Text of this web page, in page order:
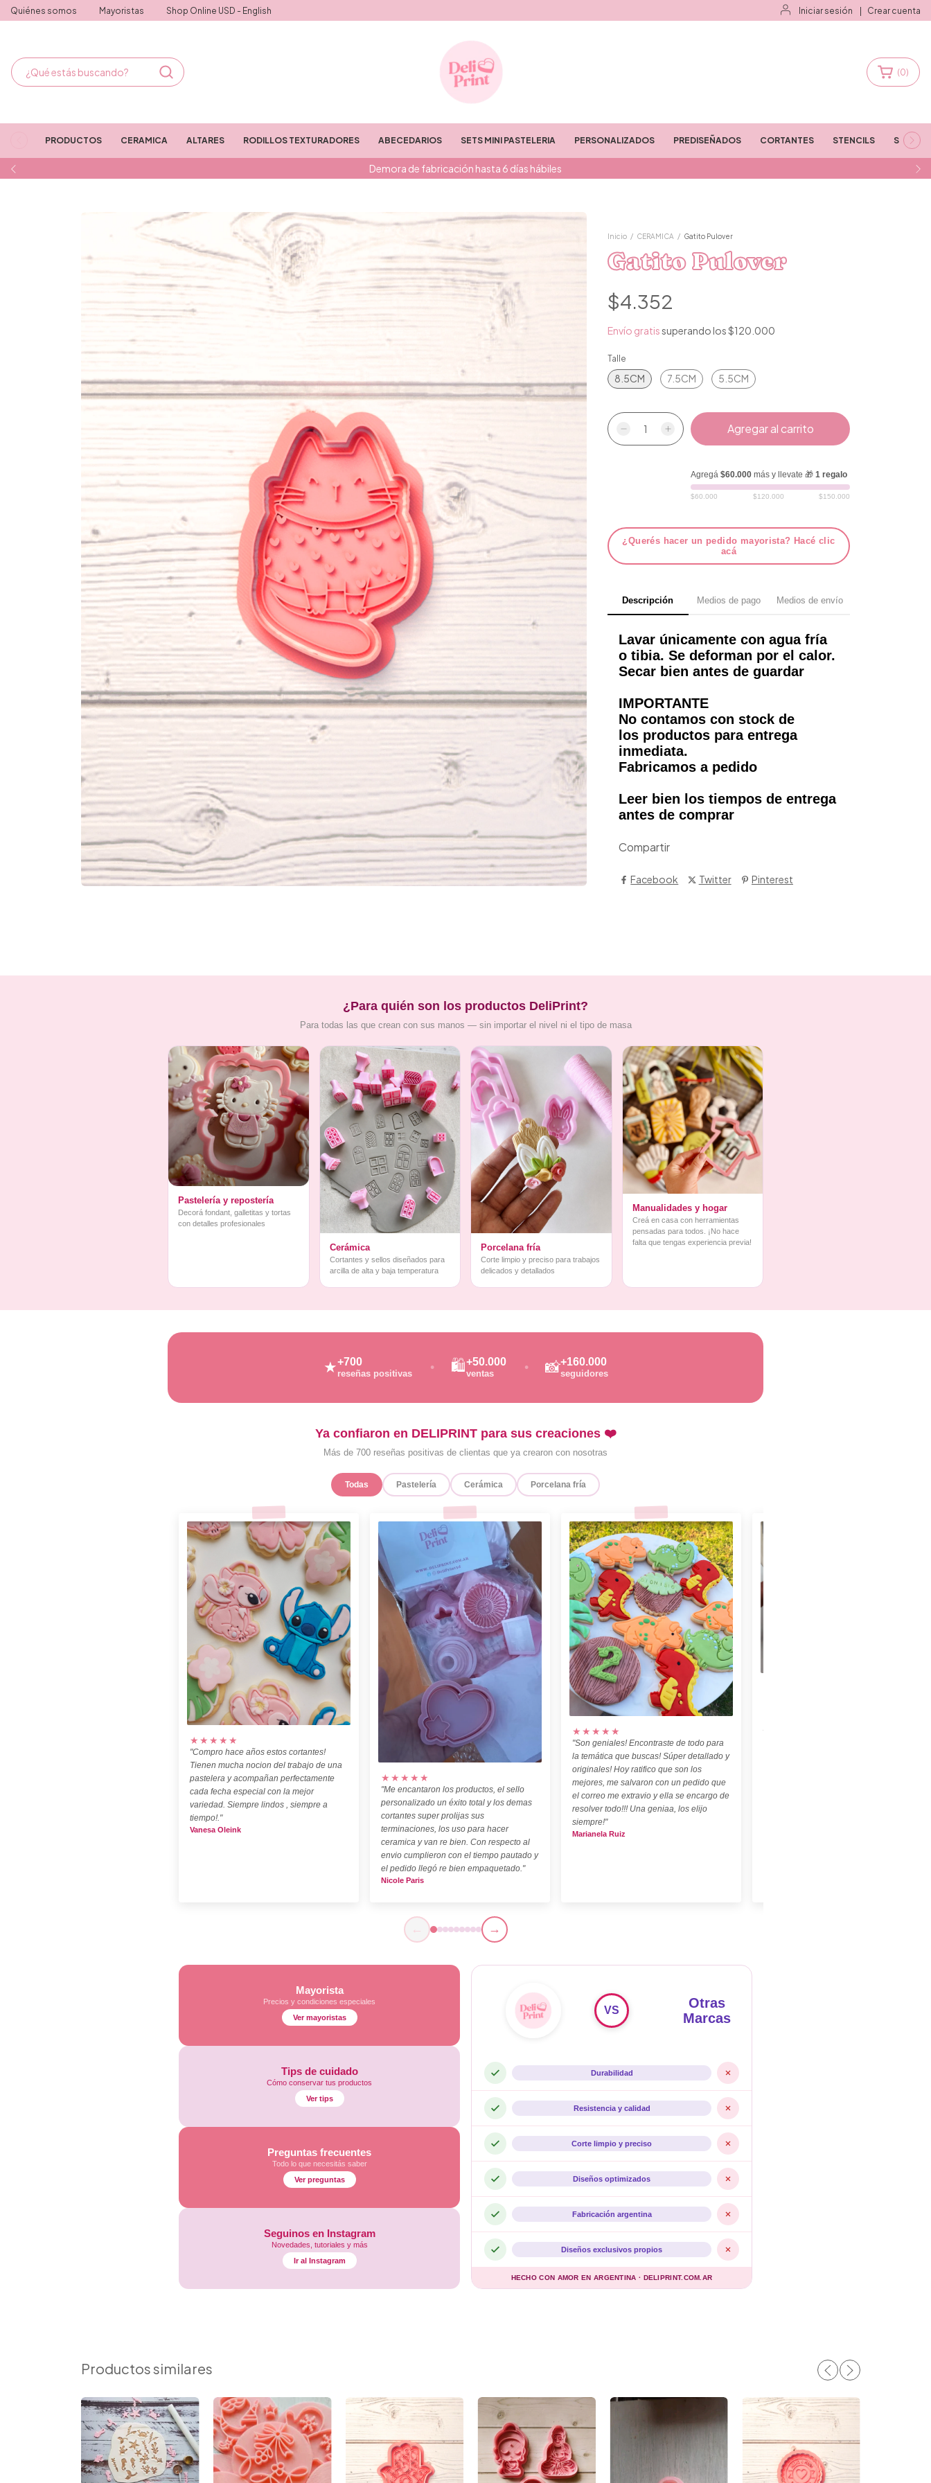
Quiénes somos Mayoristas Shop Online USD - English Iniciar sesión Crear cuenta
Demora de fabricación hasta 6 días hábiles
(0)
PRODUCTOS CERAMICA ALTARES RODILLOS TEXTURADORES ABECEDARIOS SETS MINI PASTELERIA PERSONALIZADOS PREDISEÑADOS CORTANTES STENCILS STAMPS
Inicio / CERAMICA / Gatito Pulover
Gatito Pulover
$4.352
Envío gratissuperando los$120.000
Talle
8.5CM 7.5CM 5.5CM
Agregá $60.000 más y llevate 🎁 1 regalo
$60.000 $120.000 $150.000
¿Querés hacer un pedido mayorista? Hacé clic
acá
Descripción Medios de pago Medios de envío
Lavar únicamente con agua fría
o tibia. Se deforman por el calor.
Secar bien antes de guardar
IMPORTANTE
No contamos con stock de
los productos para entrega
inmediata.
Fabricamos a pedido
Leer bien los tiempos de entrega
antes de comprar
Compartir
Facebook Twitter Pinterest
¿Para quién son los productos DeliPrint?
Para todas las que crean con sus manos — sin importar el nivel ni el tipo de masa
Pastelería y repostería
Decorá fondant, galletitas y tortas
con detalles profesionales
Cerámica
Cortantes y sellos diseñados para
arcilla de alta y baja temperatura
Porcelana fría
Corte limpio y preciso para trabajos
delicados y detallados
Manualidades y hogar
Creá en casa con herramientas
pensadas para todos. ¡No hace
falta que tengas experiencia previa!
★+700
reseñas positivas 🛍️+50.000
ventas 📸+160.000
seguidores
Ya confiaron en DELIPRINT para sus creaciones ❤️
Más de 700 reseñas positivas de clientas que ya crearon con nosotras
Todas Pastelería Cerámica Porcelana fría
★★★★★
"Compro hace años estos cortantes!
Tienen mucha nocion del trabajo de una
pastelera y acompañan perfectamente
cada fecha especial con la mejor
variedad. Siempre lindos , siempre a
tiempo!."
Vanesa Oleink
★★★★★
"Me encantaron los productos, el sello
personalizado un éxito total y los demas
cortantes super prolijas sus
terminaciones, los uso para hacer
ceramica y van re bien. Con respecto al
envio cumplieron con el tiempo pautado y
el pedido llegó re bien empaquetado."
Nicole Paris
★★★★★
"Son geniales! Encontraste de todo para
la temática que buscas! Súper detallado y
originales! Hoy ratifico que son los
mejores, me salvaron con un pedido que
el correo me extravio y ella se encargo de
resolver todo!!! Una geniaa, los elijo
siempre!"
Marianela Ruiz
← →
Mayorista
Precios y condiciones especiales
Ver mayoristas
Tips de cuidado
Cómo conservar tus productos
Ver tips
Preguntas frecuentes
Todo lo que necesitás saber
Ver preguntas
Seguinos en Instagram
Novedades, tutoriales y más
Ir al Instagram
Otras
Marcas
VS
Durabilidad
Resistencia y calidad
Corte limpio y preciso
Diseños optimizados
Fabricación argentina
Diseños exclusivos propios
HECHO CON AMOR EN ARGENTINA · DELIPRINT.COM.AR
Productos similares